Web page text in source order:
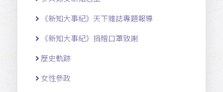
《新知大事紀》天下雜誌專題報導
《新知大事紀》捐贈口罩致謝
歷史軌跡
女性參政